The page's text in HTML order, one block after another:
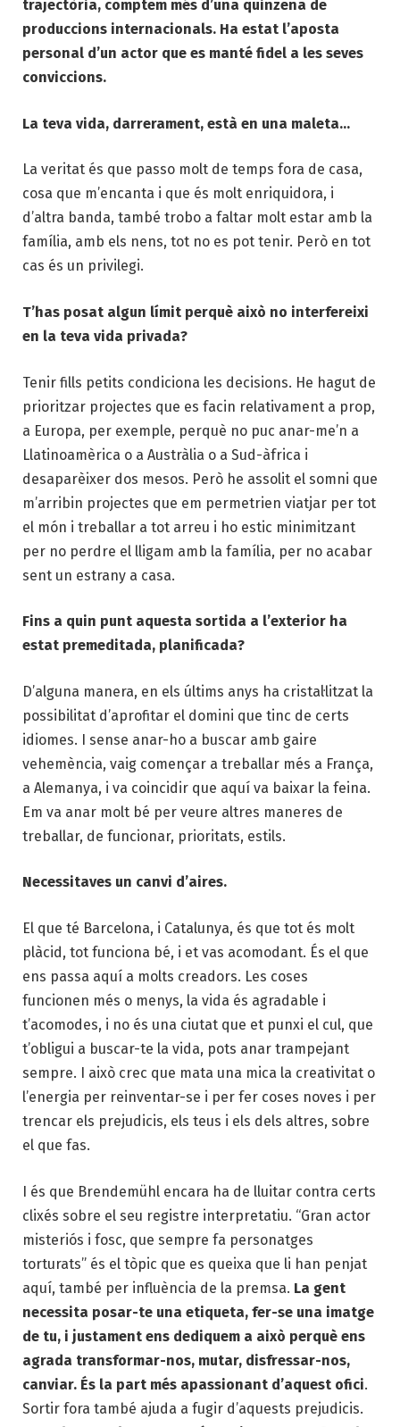
trajectòria, comptem més d’una quinzena de
produccions internacionals. Ha estat l’aposta
personal d’un actor que es manté fidel a les seves
conviccions.
La teva vida, darrerament, està en una maleta…
La veritat és que passo molt de temps fora de casa,
cosa que m’encanta i que és molt enriquidora, i
d’altra banda, també trobo a faltar molt estar amb la
família, amb els nens, tot no es pot tenir. Però en tot
cas és un privilegi.
T’has posat algun límit perquè això no interfereixi
en la teva vida privada?
Tenir fills petits condiciona les decisions. He hagut de
prioritzar projectes que es facin relativament a prop,
a Europa, per exemple, perquè no puc anar-me’n a
Llatinoamèrica o a Austràlia o a Sud-àfrica i
desaparèixer dos mesos. Però he assolit el somni que
m’arribin projectes que em permetrien viatjar per tot
el món i treballar a tot arreu i ho estic minimitzant
per no perdre el lligam amb la família, per no acabar
sent un estrany a casa.
Fins a quin punt aquesta sortida a l’exterior ha
estat premeditada, planificada?
D’alguna manera, en els últims anys ha cristal·litzat la
possibilitat d’aprofitar el domini que tinc de certs
idiomes. I sense anar-ho a buscar amb gaire
vehemència, vaig començar a treballar més a França,
a Alemanya, i va coincidir que aquí va baixar la feina.
Em va anar molt bé per veure altres maneres de
treballar, de funcionar, prioritats, estils.
Necessitaves un canvi d’aires.
El que té Barcelona, i Catalunya, és que tot és molt
plàcid, tot funciona bé, i et vas acomodant. És el que
ens passa aquí a molts creadors. Les coses
funcionen més o menys, la vida és agradable i
t’acomodes, i no és una ciutat que et punxi el cul, que
t’obligui a buscar-te la vida, pots anar trampejant
sempre. I això crec que mata una mica la creativitat o
l’energia per reinventar-se i per fer coses noves i per
trencar els prejudicis, els teus i els dels altres, sobre
el que fas.
I és que Brendemühl encara ha de lluitar contra certs
clixés sobre el seu registre interpretatiu. “Gran actor
misteriós i fosc, que sempre fa personatges
torturats” és el tòpic que es queixa que li han penjat
aquí, també per influència de la premsa. La gent
necessita posar-te una etiqueta, fer-se una imatge
de tu, i justament ens dediquem a això perquè ens
agrada transformar-nos, mutar, disfressar-nos,
canviar. És la part més apassionant d’aquest ofici.
Sortir fora també ajuda a fugir d’aquests prejudicis.